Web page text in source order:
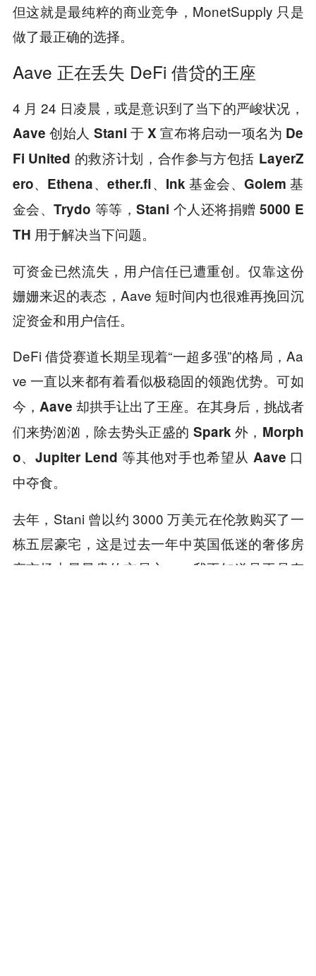
但这就是最纯粹的商业竞争，MonetSupply 只是
做了最正确的选择。
Aave 正在丢失 DeFi 借贷的王座
4 月 24 日凌晨，或是意识到了当下的严峻状况，
Aave 创始人 Stani 于 X 宣布将启动一项名为 De
Fi United 的救济计划，合作参与方包括 LayerZ
ero、Ethena、ether.fi、Ink 基金会、Golem 基
金会、Trydo 等等，Stani 个人还将捐赠 5000 E
TH 用于解决当下问题。
可资金已然流失，用户信任已遭重创。仅靠这份
姗姗来迟的表态，Aave 短时间内也很难再挽回沉
淀资金和用户信任。
DeFi 借贷赛道长期呈现着“一超多强”的格局，Aa
ve 一直以来都有着看似极稳固的领跑优势。可如
今，Aave 却拱手让出了王座。在其身后，挑战者
们来势汹汹，除去势头正盛的 Spark 外，Morph
o、Jupiter Lend 等其他对手也希望从 Aave 口
中夺食。
去年，Stani 曾以约 3000 万美元在伦敦购买了一
栋五层豪宅，这是过去一年中英国低迷的奢侈房
产市场中最昂贵的交易之一。我不知道是不是存